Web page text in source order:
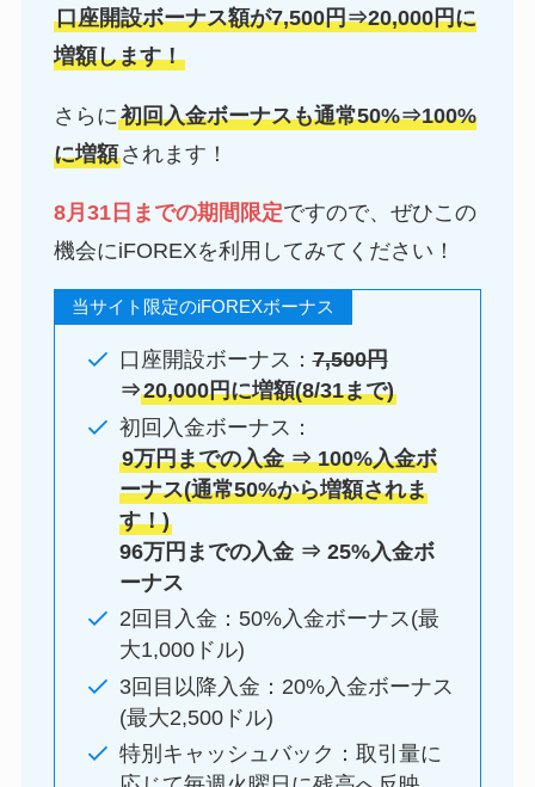
口座開設ボーナス額が7,500円⇒20,000円に
増額します！
さらに初回入金ボーナスも通常50%⇒100%
に増額されます！
8月31日までの期間限定ですので、ぜひこの
機会にiFOREXを利用してみてください！
当サイト限定のiFOREXボーナス
口座開設ボーナス：7,500円
⇒20,000円に増額(8/31まで)
初回入金ボーナス：
9万円までの入金 ⇒ 100%入金ボ
ーナス(通常50%から増額されま
す！)
96万円までの入金 ⇒ 25%入金ボ
ーナス
2回目入金：50%入金ボーナス(最
大1,000ドル)
3回目以降入金：20%入金ボーナス
(最大2,500ドル)
特別キャッシュバック：取引量に